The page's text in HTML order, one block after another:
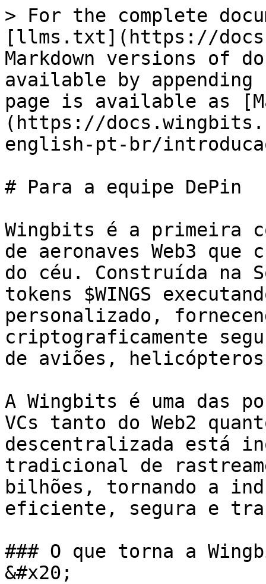
> For the complete
[llms.txt](https://
Markdown versions of
available by
page is available as
(https://
english-pt-br/
# Para a equipe DePin
Wingbits é a primeira
de aeronaves Web3 que
do céu. Construída na
tokens $WINGS
personalizado,
criptograficamente
de aviões,
A Wingbits é uma das
VCs tanto do Web2
descentralizada está
tradicional de
bilhões, tornando a
eficiente, segura e
### O que torna a
&#x20;